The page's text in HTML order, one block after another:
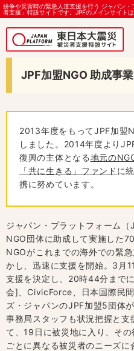
紛争や災害時の緊急人道支援を行う ジャパン
者支援」特設サイトです。JPFのメインサイトは
JPF加盟NGO 助成事業
2013年度をもってJPF加盟
しました。2014年度より
復興の主体となる地元の
「共に生きる」ファンド に
携に努めています。
ジャパン・プラットフォーム
NGO団体に助成して実施した
NGOがこれまでの海外での緊
かし、迅速に支援を開始。3月
支援を決定し、20時44分まで
会]、CivicForce、日本国際民
ズ・ジャパンのJPF加盟5団体
事務局スタッフも状況把握と
て、19日に被災地に入り、そ
ごとに異なる被災者のニーズに